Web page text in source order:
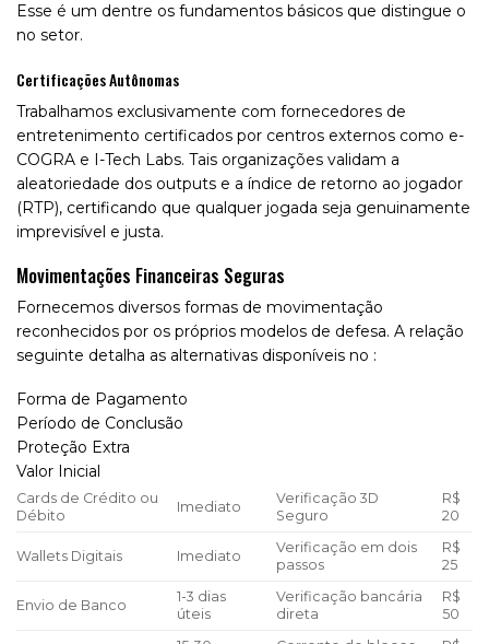
Esse é um dentre os fundamentos básicos que distingue o
no setor.
Certificações Autônomas
Trabalhamos exclusivamente com fornecedores de
entretenimento certificados por centros externos como e-
COGRA e I-Tech Labs. Tais organizações validam a
aleatoriedade dos outputs e a índice de retorno ao jogador
(RTP), certificando que qualquer jogada seja genuinamente
imprevisível e justa.
Movimentações Financeiras Seguras
Fornecemos diversos formas de movimentação
reconhecidos por os próprios modelos de defesa. A relação
seguinte detalha as alternativas disponíveis no :
Forma de Pagamento
Período de Conclusão
Proteção Extra
Valor Inicial
Cards de Crédito ou
Débito
Imediato
Verificação 3D
Seguro
R$
20
Wallets Digitais Imediato
Verificação em dois
passos
R$
25
Envio de Banco
1-3 dias
úteis
Verificação bancária
direta
R$
50